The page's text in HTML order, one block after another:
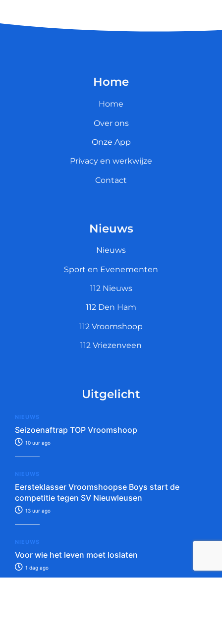
Home
Home
Over ons
Onze App
Privacy en werkwijze
Contact
Nieuws
Nieuws
Sport en Evenementen
112 Nieuws
112 Den Ham
112 Vroomshoop
112 Vriezenveen
Uitgelicht
NIEUWS
Seizoenaftrap TOP Vroomshoop
10 uur ago
NIEUWS
Eersteklasser Vroomshoopse Boys start de
competitie tegen SV Nieuwleusen
13 uur ago
NIEUWS
Voor wie het leven moet loslaten
1 dag ago